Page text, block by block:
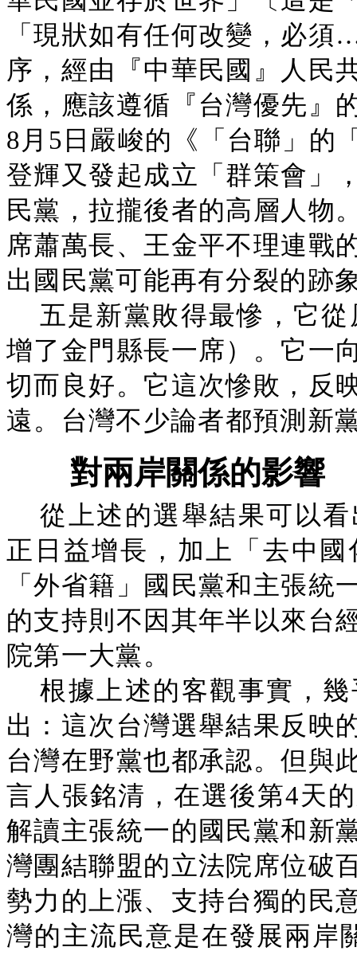
「現狀如有任何改變，必
序，經由『中華民國』人民
係，應該遵循『台灣優先』
8月5日嚴峻的《「台聯」的
登輝又發起成立「群策會」
民黨，拉攏後者的高層人物
席蕭萬長、王金平不理連戰
出國民黨可能再有分裂的跡
五是新黨敗得最慘，它
增了金門縣長一席）。它一
切而良好。它這次慘敗，反
遠。台灣不少論者都預測新
對兩岸關係的影響
從上述的選舉結果可以
正日益增長，加上「去中
「外省籍」國民黨和主張統
的支持則不因其年半以來台
院第一大黨。
根據上述的客觀事實，
出：這次台灣選舉結果反映
台灣在野黨也都承認。但與
言人張銘清，在選後第4天
解讀主張統一的國民黨和新
灣團結聯盟的立法院席位破
勢力的上漲、支持台獨的
灣的主流民意是在發展兩岸